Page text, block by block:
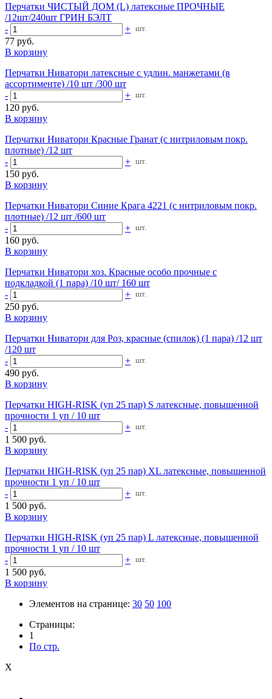
Перчатки ЧИСТЫЙ ДОМ (L) латексные ПРОЧНЫЕ
/12шт/240шт ГРИН БЭЛТ
-
+ шт.
77 руб.
В корзину
Перчатки Ниватори латексные с удлин. манжетами (в
ассортименте) /10 шт /300 шт
-
+ шт.
120 руб.
В корзину
Перчатки Ниватори Красные Гранат (с нитриловым покр.
плотные) /12 шт
-
+ шт.
150 руб.
В корзину
Перчатки Ниватори Синие Крага 4221 (с нитриловым покр.
плотные) /12 шт /600 шт
-
+ шт.
160 руб.
В корзину
Перчатки Ниватори хоз. Красные особо прочные с
подкладкой (1 пара) /10 шт/ 160 шт
-
+ шт.
250 руб.
В корзину
Перчатки Ниватори для Роз, красные (спилок) (1 пара) /12 шт
/120 шт
-
+ шт.
490 руб.
В корзину
Перчатки HIGH-RISK (уп 25 пар) S латексные, повышенной
прочности 1 уп / 10 шт
-
+ шт.
1 500 руб.
В корзину
Перчатки HIGH-RISK (уп 25 пар) XL латексные, повышенной
прочности 1 уп / 10 шт
-
+ шт.
1 500 руб.
В корзину
Перчатки HIGH-RISK (уп 25 пар) L латексные, повышенной
прочности 1 уп / 10 шт
-
+ шт.
1 500 руб.
В корзину
Элементов на странице: 30 50 100
Страницы:
1
По стр.
X